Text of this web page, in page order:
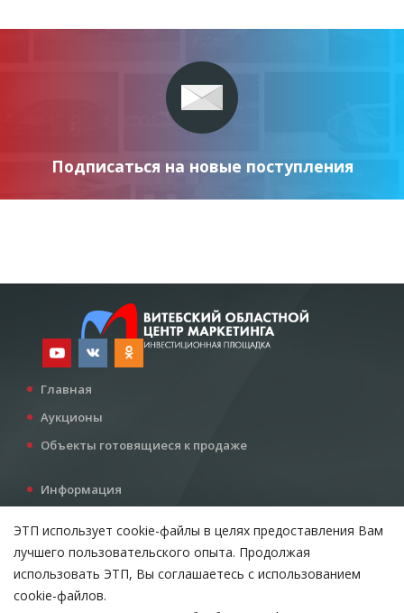
Подписаться на новые поступления
Главная
Аукционы
Объекты готовящиеся к продаже
Информация
Все для инвестора
Контакты
ЭТП использует cookie-файлы в целях предоставления Вам
лучшего пользовательского опыта. Продолжая
использовать ЭТП, Вы соглашаетесь с использованием
cookie-файлов.